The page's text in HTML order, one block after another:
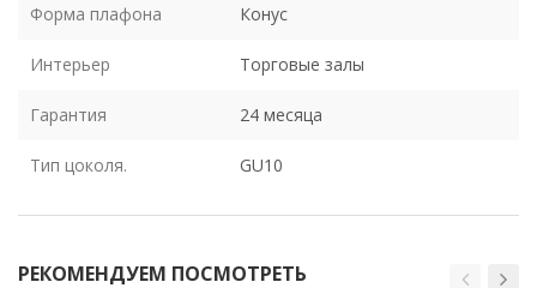
Форма плафона Конус
Интерьер Торговые залы
Гарантия 24 месяца
Тип цоколя. GU10
РЕКОМЕНДУЕМ ПОСМОТРЕТЬ